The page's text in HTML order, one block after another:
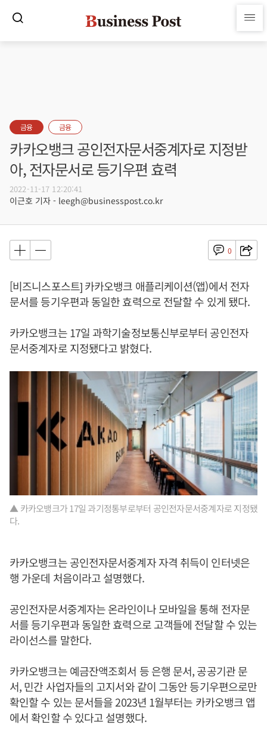
금융 금융
카카오뱅크 공인전자문서중계자로 지정받
아, 전자문서로 등기우편 효력
2022-11-17 12:20:41
이근호 기자 - leegh@businesspost.co.kr
0
[비즈니스포스트] 카카오뱅크 애플리케이션(앱)에서 전자
문서를 등기우편과 동일한 효력으로 전달할 수 있게 됐다.
카카오뱅크는 17일 과학기술정보통신부로부터 공인전자
문서중계자로 지정됐다고 밝혔다.
▲ 카카오뱅크가 17일 과기정통부로부터 공인전자문서중계자로 지정됐
다.
카카오뱅크는 공인전자문서중계자 자격 취득이 인터넷은
행 가운데 처음이라고 설명했다.
공인전자문서중계자는 온라인이나 모바일을 통해 전자문
서를 등기우편과 동일한 효력으로 고객들에 전달할 수 있는
라이선스를 말한다.
카카오뱅크는 예금잔액조회서 등 은행 문서, 공공기관 문
서, 민간 사업자들의 고지서와 같이 그동안 등기우편으로만
확인할 수 있는 문서들을 2023년 1월부터는 카카오뱅크 앱
에서 확인할 수 있다고 설명했다.